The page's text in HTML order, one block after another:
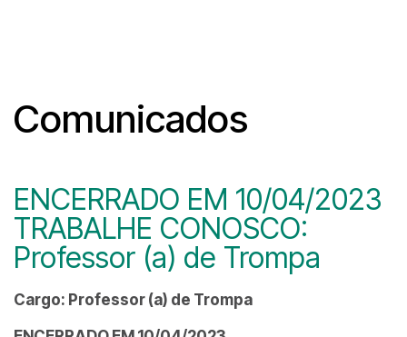
Comunicados
ENCERRADO EM 10/04/2023
TRABALHE CONOSCO:
Professor (a) de Trompa
Cargo: Professor (a) de Trompa